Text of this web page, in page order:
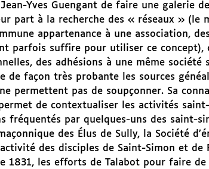
Yves Guengant de faire une galerie
part à la recherche des « réseaux » (le
appartenance à une association,
parfois suffire pour utiliser ce concept),
des adhésions à une même société
de façon très probante les sources
permettent pas de soupçonner. Sa
de contextualiser les activités
fréquentés par quelques-uns des saint-
des Élus de Sully, la Société
des disciples de Saint-Simon et de
1831, les efforts de Talabot pour faire